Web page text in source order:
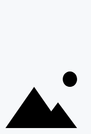
Vous pourrez vous
Votre